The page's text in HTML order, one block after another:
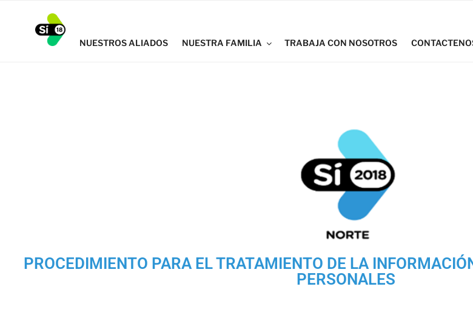
NUESTROS ALIADOS NUESTRA FAMILIA TRABAJA CON NOSOTROS
PROCEDIMIENTO PARA EL TRATAMIENTO DE LA
PERSONALES